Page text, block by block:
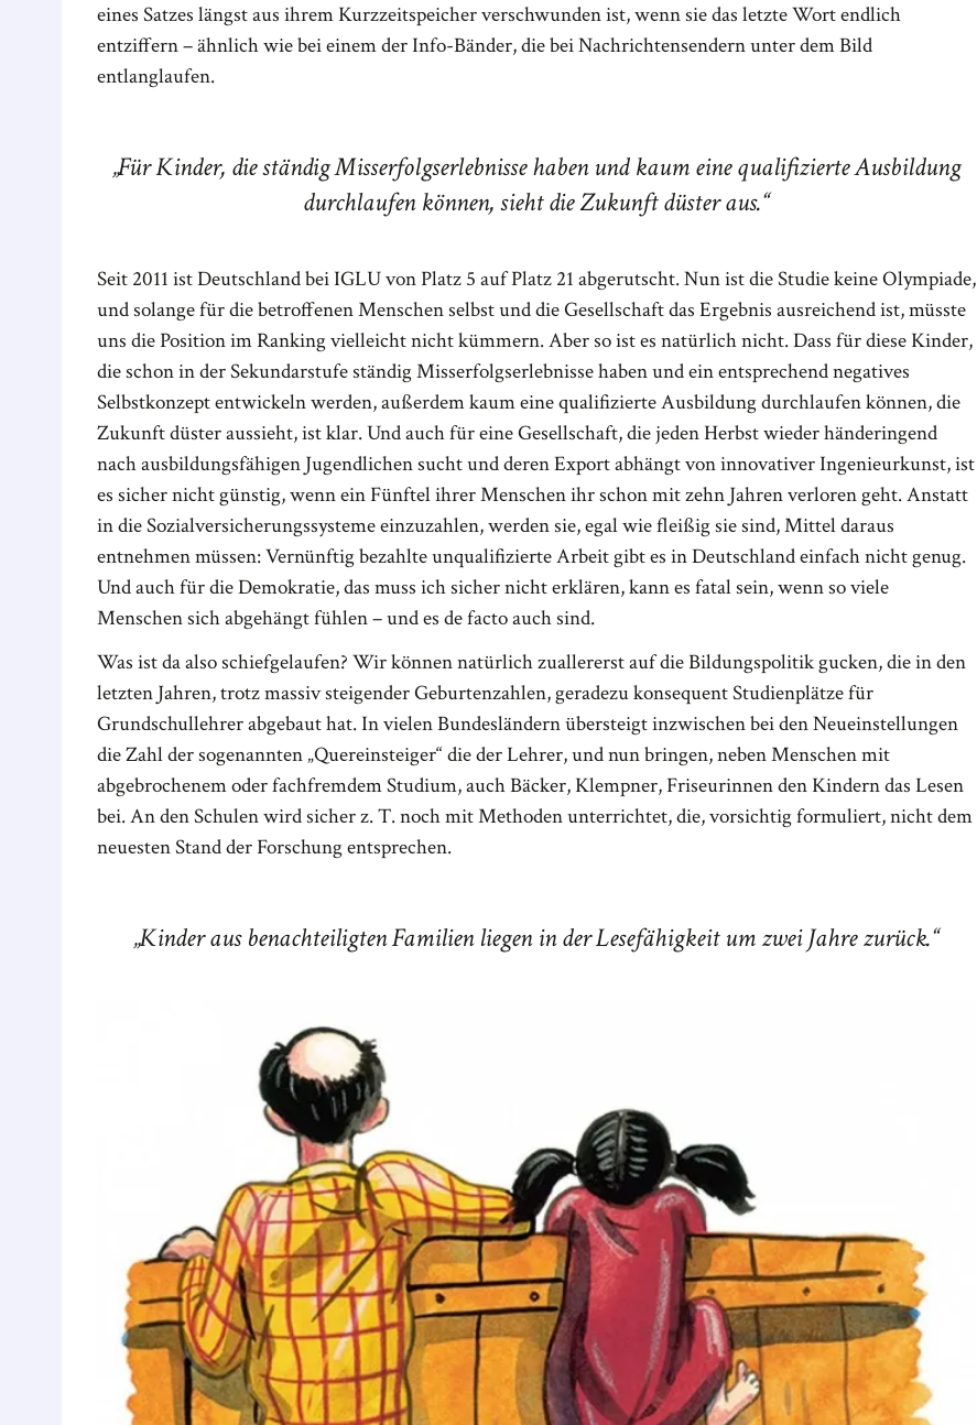
eines Satzes längst aus ihrem Kurzzeitspeicher verschwunden ist, wenn sie das letzte Wort endlich
entziffern – ähnlich wie bei einem der Info-Bänder, die bei Nachrichtensendern unter dem Bild
entlanglaufen.
Für Kinder, die ständig Misserfolgserlebnisse haben und kaum eine qualifizierte Ausbildung
durchlaufen können, sieht die Zukunft düster aus.
Seit 2011 ist Deutschland bei IGLU von Platz 5 auf Platz 21 abgerutscht. Nun ist die Studie keine Olympiade,
und solange für die betroffenen Menschen selbst und die Gesellschaft das Ergebnis ausreichend ist, müsste
uns die Position im Ranking vielleicht nicht kümmern. Aber so ist es natürlich nicht. Dass für diese Kinder,
die schon in der Sekundarstufe ständig Misserfolgserlebnisse haben und ein entsprechend negatives
Selbstkonzept entwickeln werden, außerdem kaum eine qualifizierte Ausbildung durchlaufen können, die
Zukunft düster aussieht, ist klar. Und auch für eine Gesellschaft, die jeden Herbst wieder händeringend
nach ausbildungsfähigen Jugendlichen sucht und deren Export abhängt von innovativer Ingenieurkunst, ist
es sicher nicht günstig, wenn ein Fünftel ihrer Menschen ihr schon mit zehn Jahren verloren geht. Anstatt
in die Sozialversicherungssysteme einzuzahlen, werden sie, egal wie fleißig sie sind, Mittel daraus
entnehmen müssen: Vernünftig bezahlte unqualifizierte Arbeit gibt es in Deutschland einfach nicht genug.
Und auch für die Demokratie, das muss ich sicher nicht erklären, kann es fatal sein, wenn so viele
Menschen sich abgehängt fühlen – und es de facto auch sind.
Was ist da also schiefgelaufen? Wir können natürlich zuallererst auf die Bildungspolitik gucken, die in den
letzten Jahren, trotz massiv steigender Geburtenzahlen, geradezu konsequent Studienplätze für
Grundschullehrer abgebaut hat. In vielen Bundesländern übersteigt inzwischen bei den Neueinstellungen
die Zahl der sogenannten „Quereinsteiger“ die der Lehrer, und nun bringen, neben Menschen mit
abgebrochenem oder fachfremdem Studium, auch Bäcker, Klempner, Friseurinnen den Kindern das Lesen
bei. An den Schulen wird sicher z. T. noch mit Methoden unterrichtet, die, vorsichtig formuliert, nicht dem
neuesten Stand der Forschung entsprechen.
Kinder aus benachteiligten Familien liegen in der Lesefähigkeit um zwei Jahre zurück.